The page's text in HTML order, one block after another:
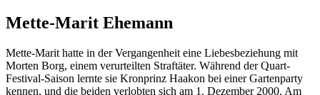
Mette-Marit Ehemann
Mette-Marit hatte in der Vergangenheit eine Liebesbeziehung mit
Morten Borg, einem verurteilten Straftäter. Während der Quart-
Festival-Saison lernte sie Kronprinz Haakon bei einer Gartenparty
kennen, und die beiden verlobten sich am 1. Dezember 2000. Am